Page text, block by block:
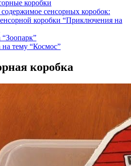
коробки
сенсорных коробок:
коробки “Приключения на
на тему “Космос”
коробка